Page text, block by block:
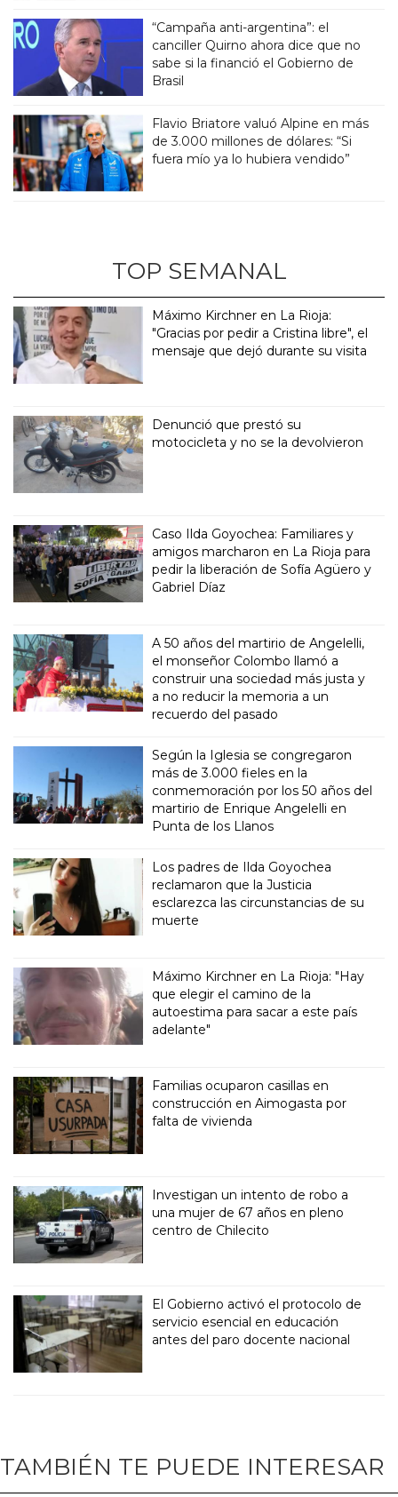
“Campaña anti-argentina”: el
canciller Quirno ahora dice que no
sabe si la financió el Gobierno de
Brasil
Flavio Briatore valuó Alpine en más
de 3.000 millones de dólares: “Si
fuera mío ya lo hubiera vendido”
TOP SEMANAL
Máximo Kirchner en La Rioja:
"Gracias por pedir a Cristina libre", el
mensaje que dejó durante su visita
Denunció que prestó su
motocicleta y no se la devolvieron
Caso Ilda Goyochea: Familiares y
amigos marcharon en La Rioja para
pedir la liberación de Sofía Agüero y
Gabriel Díaz
A 50 años del martirio de Angelelli,
el monseñor Colombo llamó a
construir una sociedad más justa y
a no reducir la memoria a un
recuerdo del pasado
Según la Iglesia se congregaron
más de 3.000 fieles en la
conmemoración por los 50 años del
martirio de Enrique Angelelli en
Punta de los Llanos
Los padres de Ilda Goyochea
reclamaron que la Justicia
esclarezca las circunstancias de su
muerte
Máximo Kirchner en La Rioja: "Hay
que elegir el camino de la
autoestima para sacar a este país
adelante"
Familias ocuparon casillas en
construcción en Aimogasta por
falta de vivienda
Investigan un intento de robo a
una mujer de 67 años en pleno
centro de Chilecito
El Gobierno activó el protocolo de
servicio esencial en educación
antes del paro docente nacional
TAMBIÉN TE PUEDE INTERESAR